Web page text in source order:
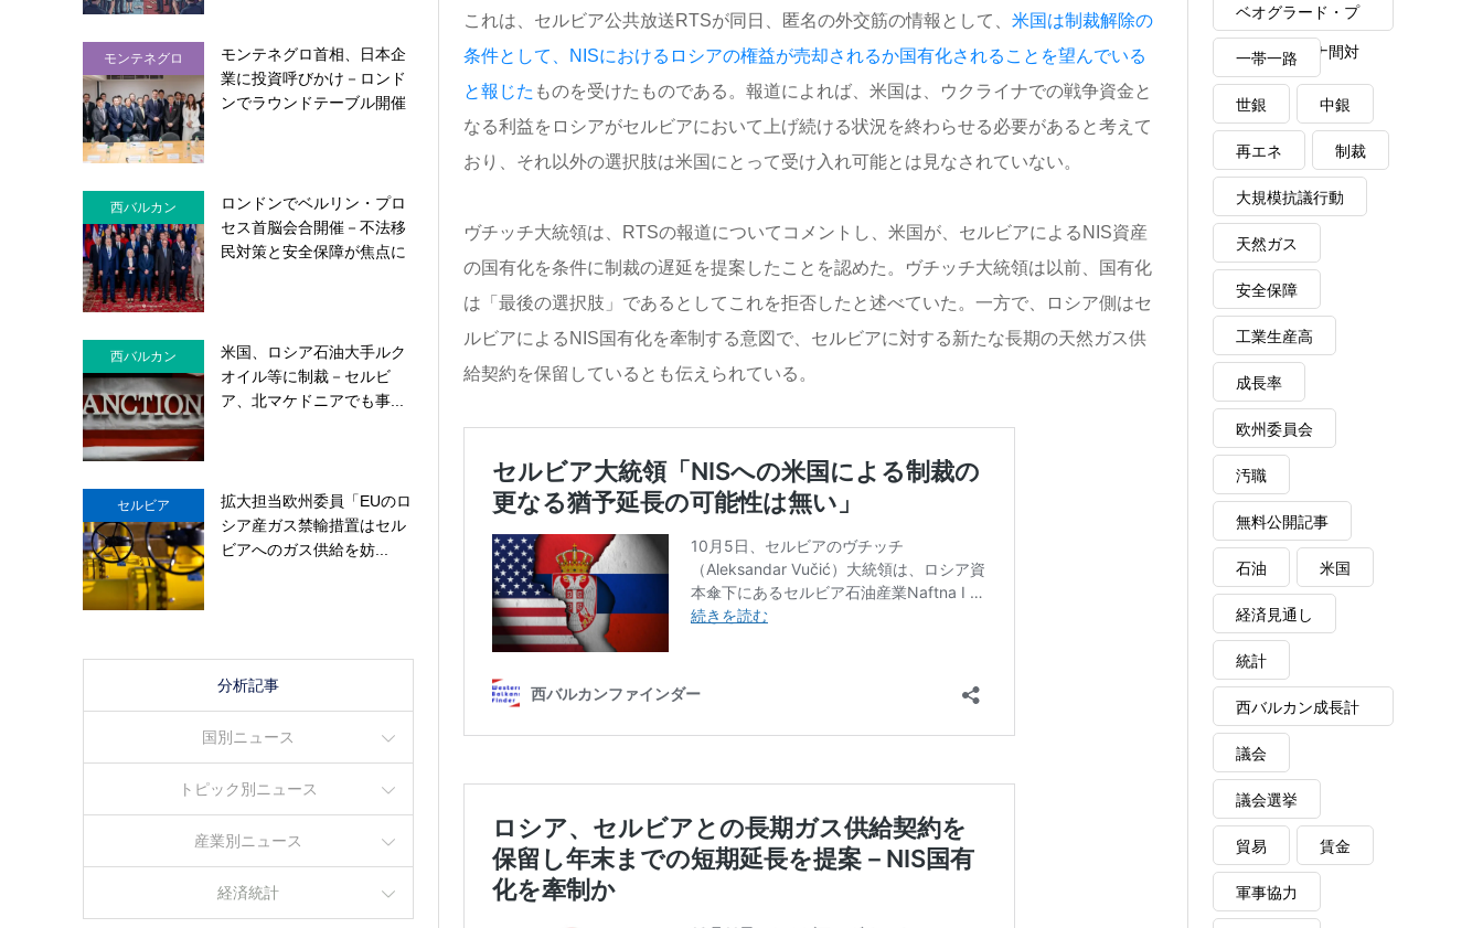
これは、セルビア公共放送RTSが同日、匿名の外交筋の情報として、 米国は制裁解除の
条件として、NISにおけるロシアの権益が売却されるか国有化されることを望んでいる
と報じた ものを受けたものである。報道によれば、米国は、ウクライナでの戦争資金と
なる利益をロシアがセルビアにおいて上げ続ける状況を終わらせる必要があると考えて
おり、それ以外の選択肢は米国にとって受け入れ可能とは見なされていない。
ヴチッチ大統領は、RTSの報道についてコメントし、米国が、セルビアによるNIS資産
の国有化を条件に制裁の遅延を提案したことを認めた。ヴチッチ大統領は以前、国有化
は「最後の選択肢」であるとしてこれを拒否したと述べていた。一方で、ロシア側はセ
ルビアによるNIS国有化を牽制する意図で、セルビアに対する新たな長期の天然ガス供
給契約を保留しているとも伝えられている。
モンテネグロ
モンテネグロ首相、日本企
業に投資呼びかけ－ロンド
ンでラウンドテーブル開催
西バルカン
ロンドンでベルリン・プロ
セス首脳会合開催－不法移
民対策と安全保障が焦点に
西バルカン
米国、ロシア石油大手ルク
オイル等に制裁－セルビ
ア、北マケドニアでも事...
セルビア
拡大担当欧州委員「EUのロ
シア産ガス禁輸措置はセル
ビアへのガス供給を妨...
分析記事
国別ニュース
トピック別ニュース
産業別ニュース
経済統計
ベオグラード・プ
リシュティナ間対
話
一帯一路
世銀 中銀
再エネ 制裁
大規模抗議行動
天然ガス
安全保障
工業生産高
成長率
欧州委員会
汚職
無料公開記事
石油 米国
経済見通し
統計
西バルカン成長計
画
議会
議会選挙
貿易 賃金
軍事協力